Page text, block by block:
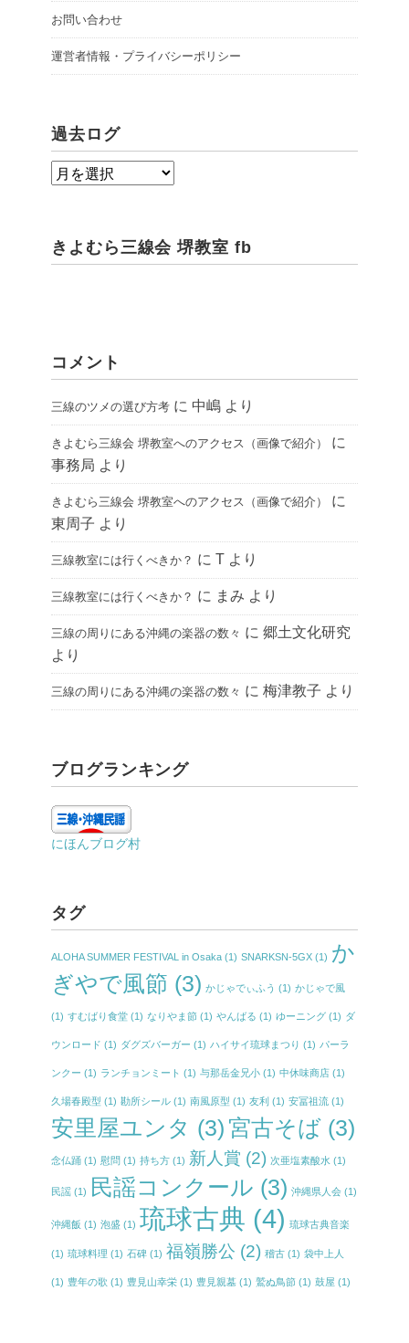
お問い合わせ
運営者情報・プライバシーポリシー
過去ログ
過
グ
きよむら三線会 堺教室 fb
コメント
三線のツメの選び方考 に 中嶋 より
きよむら三線会 堺教室へのアクセス（画像で紹介）
に
事務局 より
きよむら三線会 堺教室へのアクセス（画像で紹介）
に
東周子 より
三線教室には行くべきか？ に T より
三線教室には行くべきか？ に まみ より
三線の周りにある沖縄の楽器の数々 に 郷土文化研究
より
三線の周りにある沖縄の楽器の数々 に 梅津教子 より
ブログランキング
にほんブログ村
タグ
ALOHA SUMMER FESTIVAL in Osaka (1) SNARKSN-5GX (1) か
ぎやで風節 (3) かじゃでぃふう (1) かじゃで風
(1) すむばり食堂 (1) なりやま節 (1) やんばる (1) ゆーニング (1) ダ
ウンロード (1) ダグズバーガー (1) ハイサイ琉球まつり (1) パーラ
ンクー (1) ランチョンミート (1) 与那岳金兄小 (1) 中休味商店 (1)
久場春殿型 (1) 勘所シール (1) 南風原型 (1) 友利 (1) 安冨祖流 (1)
安里屋ユンタ (3) 宮古そば (3)
念仏踊 (1) 慰問 (1) 持ち方 (1) 新人賞 (2) 次亜塩素酸水 (1)
民謡 (1) 民謡コンクール (3) 沖縄県人会 (1)
沖縄飯 (1) 泡盛 (1) 琉球古典 (4) 琉球古典音楽
(1) 琉球料理 (1) 石碑 (1) 福嶺勝公 (2) 稽古 (1) 袋中上人
(1) 豊年の歌 (1) 豊見山幸栄 (1) 豊見親墓 (1) 鷲ぬ鳥節 (1) 鼓屋 (1)